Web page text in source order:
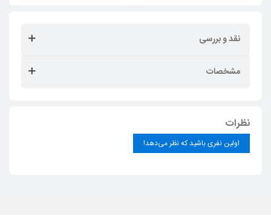
نقد و بررسی
مشخصات
نظرات
اولین نفری باشید که نظر می‌دهد!